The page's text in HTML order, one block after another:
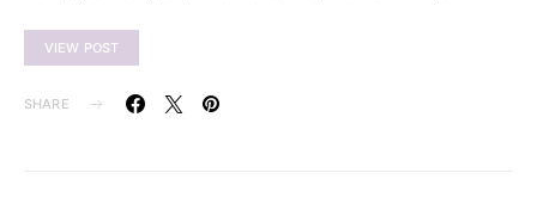
VIEW POST
SHARE